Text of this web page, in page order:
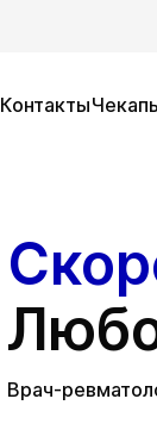
Контакты
Врач-